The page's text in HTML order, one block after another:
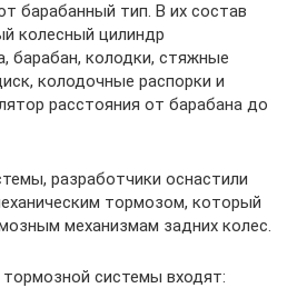
барабанный тип. В их состав
колесный цилиндр
барабан, колодки, стяжные
колодочные распорки и
расстояния от барабана до
разработчики оснастили
тормозом, который
механизмам задних колес.
системы входят: